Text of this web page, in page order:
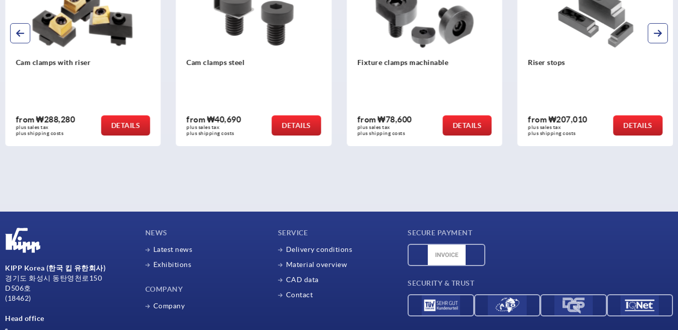
Cam clamps steel
from₩40,690
plus shipping costs
Fixture clamps machinable
from ₩78,600
plus shipping costs
Riser stops
from ₩207,010
plus shipping costs
from₩182,260
plus shipping costs
KIPP Korea (한국 킵 유한회사)
경기도 화성시 동탄영천로150
D506호
(18462)
Head office
NEWS
Latest news
Exhibitions
COMPANY
Company
SERVICE
Delivery conditions
Material overview
CAD data
Contact
SECURE PAYMENT
SECURITY & TRUST